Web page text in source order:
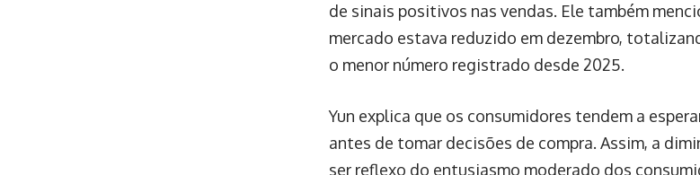
de sinais positivos nas vendas. Ele também
mercado estava reduzido em dezembro,
o menor número registrado desde 2025.
Yun explica que os consumidores tendem a
antes de tomar decisões de compra. Assim, a
ser reflexo do entusiasmo moderado dos